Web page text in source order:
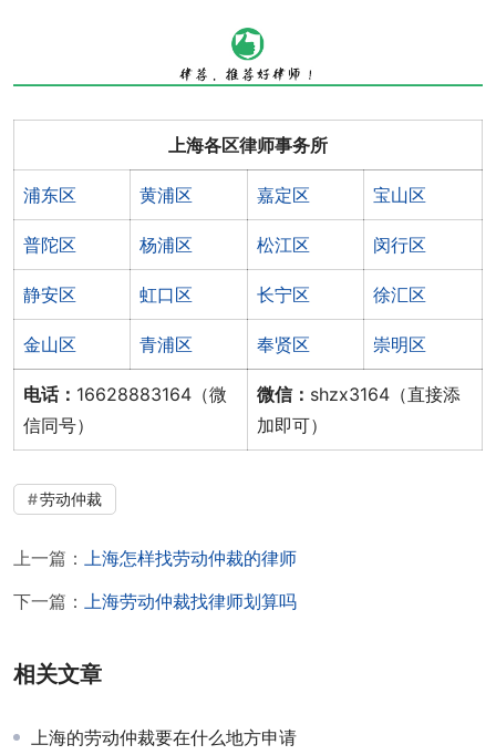
上海各区律师事务所
浦东区 黄浦区 嘉定区 宝山区
普陀区 杨浦区 松江区 闵行区
静安区 虹口区 长宁区 徐汇区
金山区 青浦区 奉贤区 崇明区
电话： 16628883164（微
信同号）
微信： shzx3164（直接添
加即可）
劳动仲裁
上一篇：
上海怎样找劳动仲裁的律师
下一篇：
上海劳动仲裁找律师划算吗
相关文章
上海的劳动仲裁要在什么地方申请